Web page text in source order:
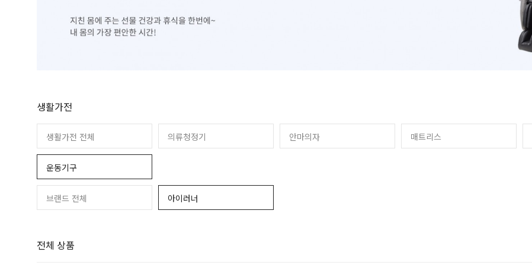
PC
제습공기청정기
운동기구
생활가전
생활가전 전체 의류청정기 안마의자 매트리스
운동기구
브랜드 전체 아이러너
전체 상품